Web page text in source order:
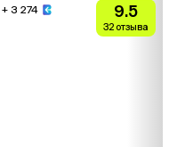
+ 3 274 9.5
32 отзыва